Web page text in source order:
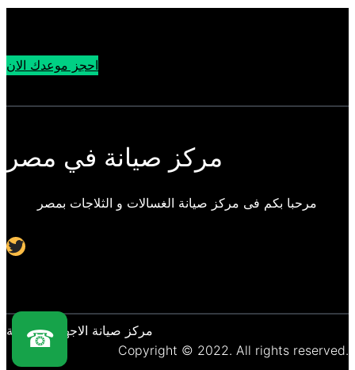
احجز موعدك الان
مركز صيانة في مصر
مرحبا بكم فى مركز صيانة الغسالات و الثلاجات بمصر
Twitter
مركز صيانة الاجهزة المنزلية
Copyright © 2022. All rights reserved.
☎